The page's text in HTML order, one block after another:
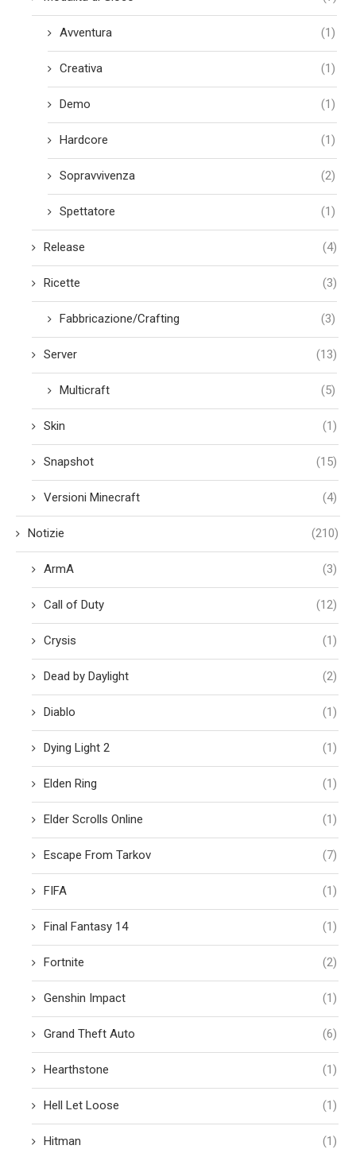
Avventura (1)
Creativa (1)
Demo (1)
Hardcore (1)
Sopravvivenza (2)
Spettatore (1)
Release (4)
Ricette (3)
Fabbricazione/Crafting (3)
Server (13)
Multicraft (5)
Skin (1)
Snapshot (15)
Versioni Minecraft (4)
Notizie (210)
ArmA (3)
Call of Duty (12)
Crysis (1)
Dead by Daylight (2)
Diablo (1)
Dying Light 2 (1)
Elden Ring (1)
Elder Scrolls Online (1)
Escape From Tarkov (7)
FIFA (1)
Final Fantasy 14 (1)
Fortnite (2)
Genshin Impact (1)
Grand Theft Auto (6)
Hearthstone (1)
Hell Let Loose (1)
Hitman (1)